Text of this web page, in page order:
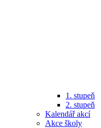
1. stupeň
2. stupeň
Kalendář akcí
Akce školy